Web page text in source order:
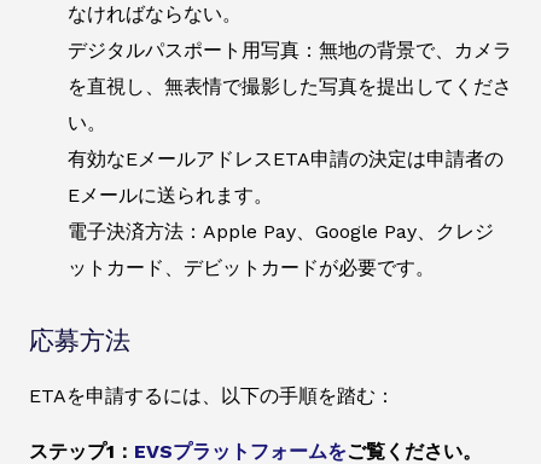
なければならない。
デジタルパスポート用写真：無地の背景で、カメラ
を直視し、無表情で撮影した写真を提出してくださ
い。
有効なEメールアドレスETA申請の決定は申請者の
Eメールに送られます。
電子決済方法：Apple Pay、Google Pay、クレジ
ットカード、デビットカードが必要です。
応募方法
ETAを申請するには、以下の手順を踏む：
ステップ1： EVSプラットフォームをご覧ください。